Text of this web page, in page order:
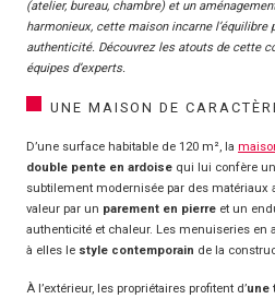
(atelier, bureau, chambre) et un
harmonieux, cette maison incarne
authenticité. Découvrez les atouts de cette
équipes d’experts.
UNE MAISON DE
D’une surface habitable de 120 m², la
double pente en ardoise qui lui confère
subtilement modernisée par des matériaux
valeur par un parement en pierre et un
authenticité et chaleur. Les menuiseries
à elles le style contemporain de la
À l’extérieur, les propriétaires profitent d’une